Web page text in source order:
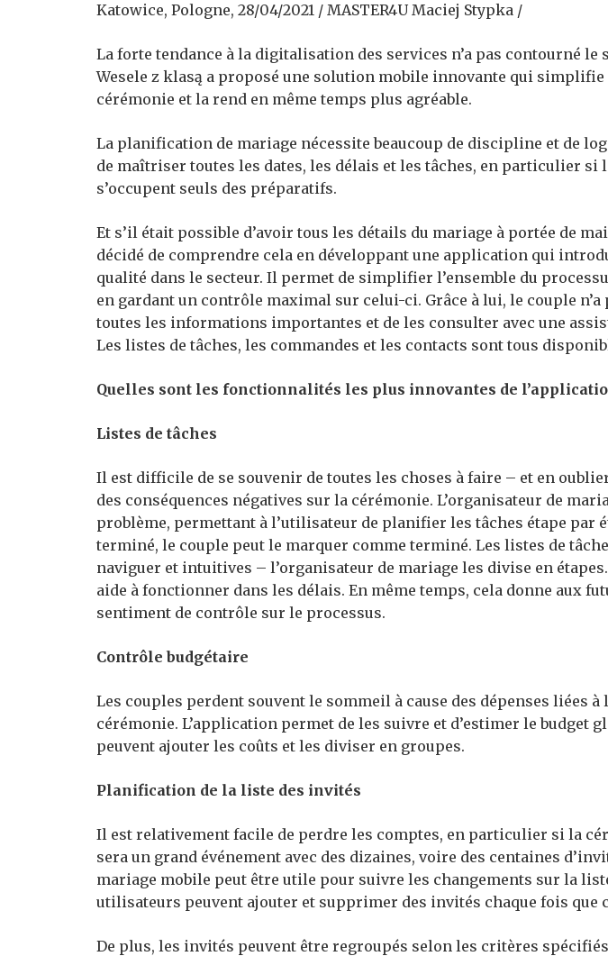
Katowice, Pologne, 28/04/2021 / MASTER4U Maciej Stypka /
La forte tendance à la digitalisation des services n’a pas contourné le
Wesele z klasą a proposé une solution mobile innovante qui
cérémonie et la rend en même temps plus agréable.
La planification de mariage nécessite beaucoup de discipline et de
de maîtriser toutes les dates, les délais et les tâches, en particulier si
s’occupent seuls des préparatifs.
Et s’il était possible d’avoir tous les détails du mariage à portée de
décidé de comprendre cela en développant une application qui
qualité dans le secteur. Il permet de simplifier l’ensemble du
en gardant un contrôle maximal sur celui-ci. Grâce à lui, le couple n’a
toutes les informations importantes et de les consulter avec une
Les listes de tâches, les commandes et les contacts sont tous
Quelles sont les fonctionnalités les plus innovantes de
Listes de tâches
Il est difficile de se souvenir de toutes les choses à faire – et en
des conséquences négatives sur la cérémonie. L’organisateur de
problème, permettant à l’utilisateur de planifier les tâches étape par
terminé, le couple peut le marquer comme terminé. Les listes de
naviguer et intuitives – l’organisateur de mariage les divise en
aide à fonctionner dans les délais. En même temps, cela donne aux
sentiment de contrôle sur le processus.
Contrôle budgétaire
Les couples perdent souvent le sommeil à cause des dépenses liées à
cérémonie. L’application permet de les suivre et d’estimer le budget
peuvent ajouter les coûts et les diviser en groupes.
Planification de la liste des invités
Il est relativement facile de perdre les comptes, en particulier si la
sera un grand événement avec des dizaines, voire des centaines
mariage mobile peut être utile pour suivre les changements sur la
utilisateurs peuvent ajouter et supprimer des invités chaque fois que
De plus, les invités peuvent être regroupés selon les critères